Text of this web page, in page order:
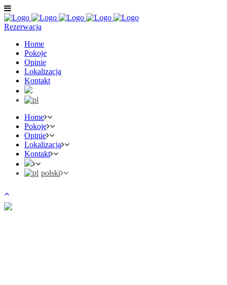
Rezerwacja
Home
Pokoje
Opinie
Lokalizacja
Kontakt
Home
Pokoje
Opinie
Lokalizacja
Kontakt
polski